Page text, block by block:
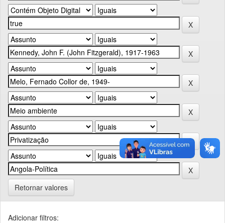
Retornar valores
Adicionar filtros: